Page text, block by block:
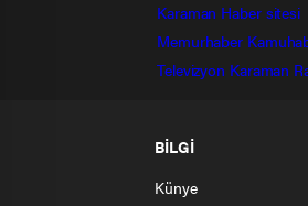
Karaman Haber sitesi
Memurhaber
Televizyon Karaman
BİLGİ
Künye